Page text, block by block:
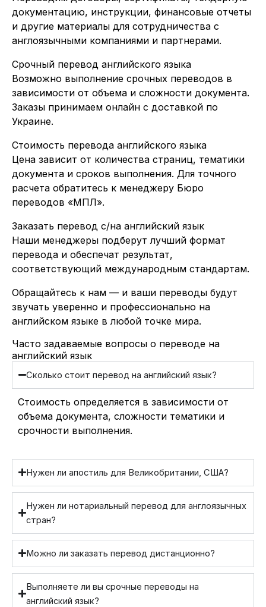
документацию, инструкции, финансовые отчеты
и другие материалы для сотрудничества с
англоязычными компаниями и партнерами.
Срочный перевод английского языка
Возможно выполнение срочных переводов в
зависимости от объема и сложности документа.
Заказы принимаем онлайн с доставкой по
Украине.
Стоимость перевода английского языка
Цена зависит от количества страниц, тематики
документа и сроков выполнения. Для точного
расчета обратитесь к менеджеру Бюро
переводов «МПЛ».
Заказать перевод с/на английский язык
Наши менеджеры подберут лучший формат
перевода и обеспечат результат,
соответствующий международным стандартам.
Обращайтесь к нам — и ваши переводы будут
звучать уверенно и профессионально на
английском языке в любой точке мира.
Часто задаваемые вопросы о переводе на
английский язык
Сколько стоит перевод на английский язык?
Стоимость определяется в зависимости от
объема документа, сложности тематики и
срочности выполнения.
Нужен ли апостиль для Великобритании, США?
Нужен ли нотариальный перевод для англоязычных
стран?
Можно ли заказать перевод дистанционно?
Выполняете ли вы срочные переводы на
английский язык?